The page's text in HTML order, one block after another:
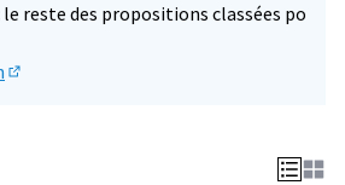
reste des propositions classées po